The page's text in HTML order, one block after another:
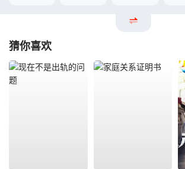
猜你喜欢